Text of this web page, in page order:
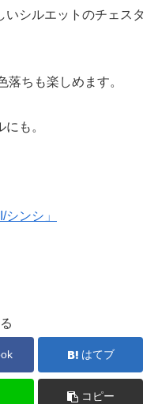
いシルエットのチェスタ
落ちも楽しめます。
も。
ンシ」
はてブ
コピー